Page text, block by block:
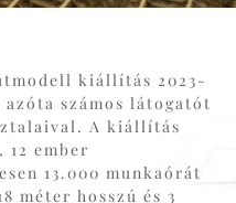
kiállítás 2023-
számos látogatót
A kiállítás
ember
13.000 munkaórát
méter hosszú és 3